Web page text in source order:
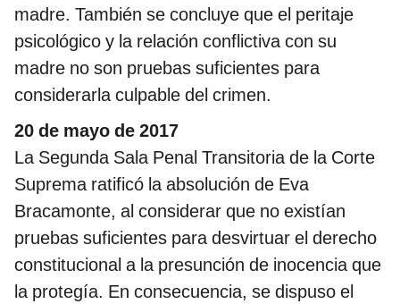
madre. También se concluye que el peritaje
psicológico y la relación conflictiva con su
madre no son pruebas suficientes para
considerarla culpable del crimen.
20 de mayo de 2017
La Segunda Sala Penal Transitoria de la Corte
Suprema ratificó la absolución de Eva
Bracamonte, al considerar que no existían
pruebas suficientes para desvirtuar el derecho
constitucional a la presunción de inocencia que
la protegía. En consecuencia, se dispuso el